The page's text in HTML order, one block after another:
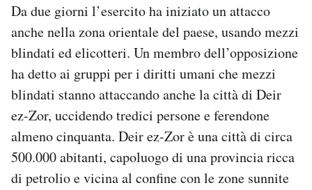
Da due giorni l’esercito ha iniziato un attacco
anche nella zona orientale del paese, usando mezzi
blindati ed elicotteri. Un membro dell’opposizione
ha detto ai gruppi per i diritti umani che mezzi
blindati stanno attaccando anche la città di Deir
ez-Zor, uccidendo tredici persone e ferendone
almeno cinquanta. Deir ez-Zor è una città di circa
500.000 abitanti, capoluogo di una provincia ricca
di petrolio e vicina al confine con le zone sunnite